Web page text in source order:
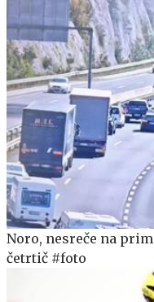
Noro, nesreče na
četrtič #foto